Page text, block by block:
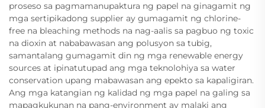
proseso sa pagmamanupaktura ng papel na ginagamit ng
mga sertipikadong supplier ay gumagamit ng chlorine-
free na bleaching methods na nag-aalis sa pagbuo ng toxic
na dioxin at nababawasan ang polusyon sa tubig,
samantalang gumagamit din ng mga renewable energy
sources at ipinatutupad ang mga teknolohiya sa water
conservation upang mabawasan ang epekto sa kapaligiran.
Ang mga katangian ng kalidad ng mga papel na galing sa
mapagkukunan na pang-environment ay malaki ang